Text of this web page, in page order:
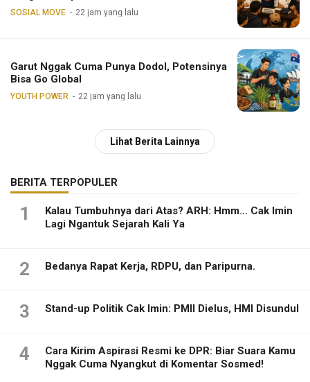
SOSIAL MOVE 22 jam yang lalu
Garut Nggak Cuma Punya Dodol, Potensinya
Bisa Go Global
YOUTH POWER 22 jam yang lalu
Lihat Berita Lainnya
BERITA TERPOPULER
1
Kalau Tumbuhnya dari Atas? ARH: Hmm… Cak Imin
Lagi Ngantuk Sejarah Kali Ya
2 Bedanya Rapat Kerja, RDPU, dan Paripurna.
3 Stand-up Politik Cak Imin: PMII Dielus, HMI Disundul
4
Cara Kirim Aspirasi Resmi ke DPR: Biar Suara Kamu
Nggak Cuma Nyangkut di Komentar Sosmed!